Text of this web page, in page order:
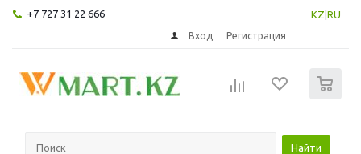
+7 727 31 22 666 KZ RU
Вход Регистрация
Найти